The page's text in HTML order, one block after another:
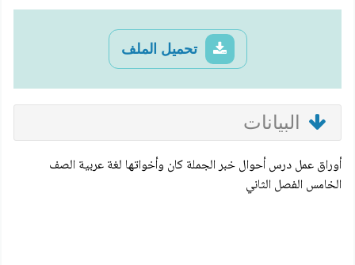
تحميل الملف
البيانات
أوراق عمل درس أحوال خبر الجملة كان وأخواتها لغة عربية الصف
الخامس الفصل الثاني